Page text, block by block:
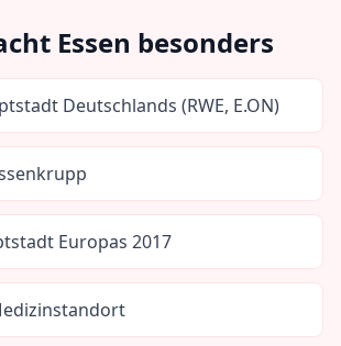
Essen besonders
Deutschlands (RWE, E.ON)
Europas 2017